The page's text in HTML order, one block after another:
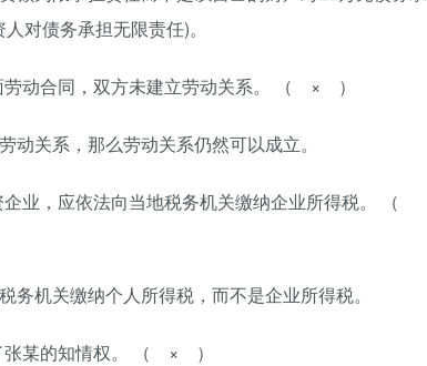
对债务承担无限责任)。
劳动合同，双方未建立劳动关系。 （ × ）
关系，那么劳动关系仍然可以成立。
业，应依法向当地税务机关缴纳企业所得税。 （
机关缴纳个人所得税，而不是企业所得税。
张某的知情权。 （ × ）